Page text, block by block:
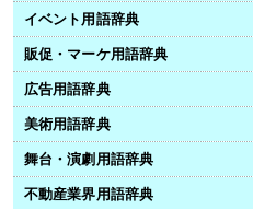
イベント用語辞典
販促・マーケ用語辞典
広告用語辞典
美術用語辞典
舞台・演劇用語辞典
不動産業界用語辞典